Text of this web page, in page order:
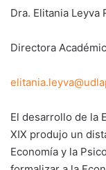
Dra. Elitania Leyva
Directora
El desarrollo de la
XIX produjo un
Economía y la